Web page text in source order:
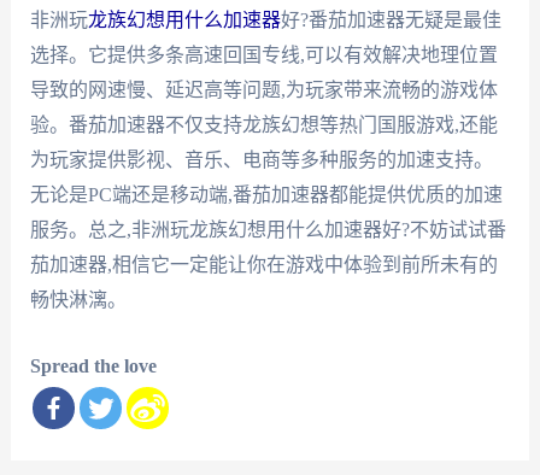
非洲玩龙族幻想用什么加速器好?番茄加速器无疑是最佳
选择。它提供多条高速回国专线,可以有效解决地理位置
导致的网速慢、延迟高等问题,为玩家带来流畅的游戏体
验。番茄加速器不仅支持龙族幻想等热门国服游戏,还能
为玩家提供影视、音乐、电商等多种服务的加速支持。
无论是PC端还是移动端,番茄加速器都能提供优质的加速
服务。总之,非洲玩龙族幻想用什么加速器好?不妨试试番
茄加速器,相信它一定能让你在游戏中体验到前所未有的
畅快淋漓。
Spread the love